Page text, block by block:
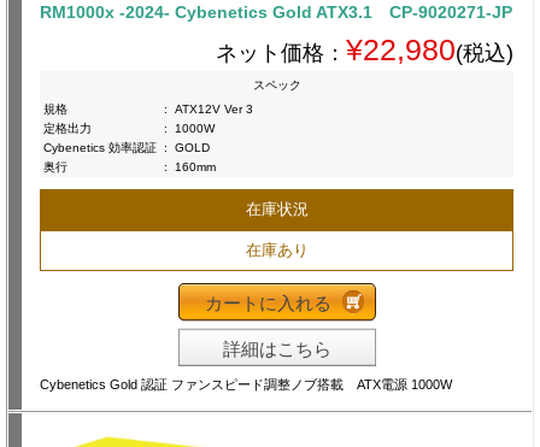
RM1000x -2024- Cybenetics Gold ATX3.1 CP-9020271-JP
ネット価格： ¥22,980(税込)
スペック
規格
:
ATX12V Ver 3
定格出力
:
1000W
Cybenetics 効率認証 :
GOLD
奥行
: 160mm
在庫状況
在庫あり
カートに入れる
詳細はこちら
Cybenetics Gold 認証 ファンスピード調整ノブ搭載 ATX電源 1000W